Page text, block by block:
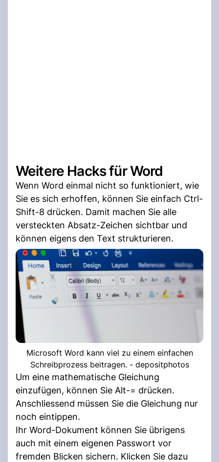
Weitere Hacks für Word
Wenn Word einmal nicht so funktioniert, wie
Sie es sich erhoffen, können Sie einfach Ctrl-
Shift-8 drücken. Damit machen Sie alle
versteckten Absatz-Zeichen sichtbar und
können eigens den Text strukturieren.
Microsoft Word kann viel zu einem einfachen
Schreibprozess beitragen. - depositphotos
Um eine mathematische Gleichung
einzufügen, können Sie Alt-= drücken.
Anschliessend müssen Sie die Gleichung nur
noch eintippen.
Ihr Word-Dokument können Sie übrigens
auch mit einem eigenen Passwort vor
fremden Blicken sichern. Klicken Sie dazu